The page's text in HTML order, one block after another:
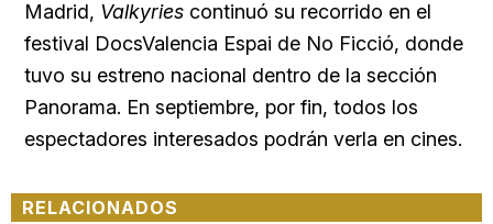
Madrid, Valkyries continuó su recorrido en el
festival DocsValencia Espai de No Ficció, donde
tuvo su estreno nacional dentro de la sección
Panorama. En septiembre, por fin, todos los
espectadores interesados podrán verla en cines.
RELACIONADOS